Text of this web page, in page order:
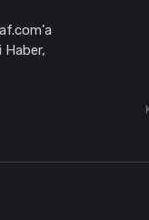
Haber,